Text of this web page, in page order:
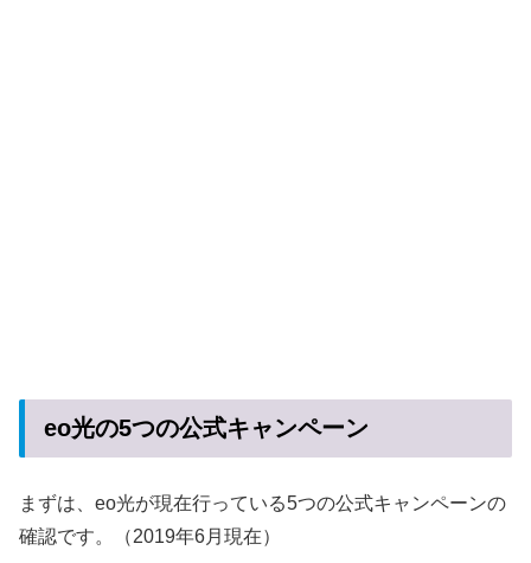
eo光の5つの公式キャンペーン
まずは、eo光が現在行っている5つの公式キャンペーンの
確認です。（2019年6月現在）